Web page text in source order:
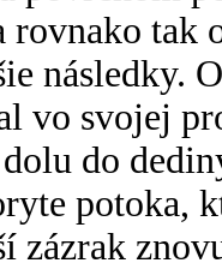
rovnako tak
následky.
vo svojej
do
potoka,
zázrak